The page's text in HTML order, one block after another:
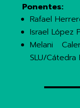
Ponentes:
Rafael
Israel López
Melani
SLU/Cátedra